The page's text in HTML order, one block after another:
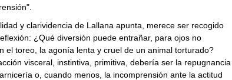
y clarividencia de Lallana apunta, merece ser recogido
¿Qué diversión puede entrañar, para ojos no
el toreo, la agonía lenta y cruel de un animal torturado?
visceral, instintiva, primitiva, debería ser la repugnancia
o, cuando menos, la incomprensión ante la actitud